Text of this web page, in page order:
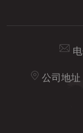
公司地址